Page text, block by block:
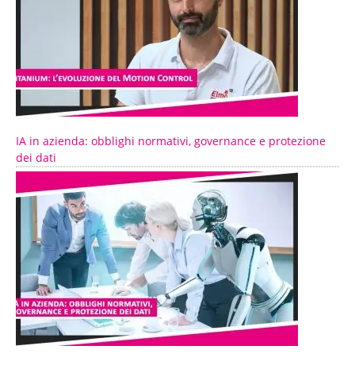
IA in azienda: obblighi normativi, governance e protezione
dei dati